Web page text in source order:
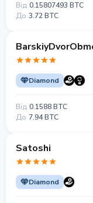
Від 0.15807493 BTC
До 3.72 BTC
Diamond
Від 0.1588 BTC
До 7.94 BTC
Satoshi
Diamond